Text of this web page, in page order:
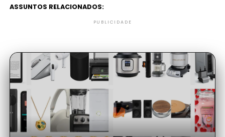
ASSUNTOS RELACIONADOS:
PUBLICIDADE